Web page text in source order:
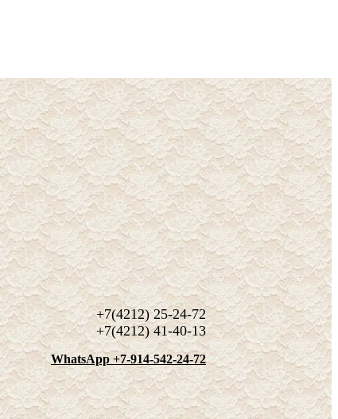
+7(4212) 25-24-72
+7(4212) 41-40-13
WhatsApp +7-914-542-24-72